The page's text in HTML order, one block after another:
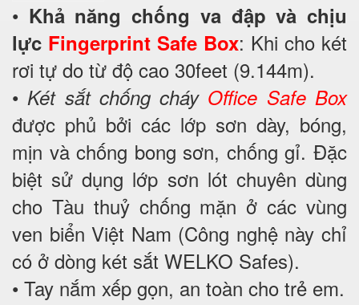
• Khả năng chống va đập và chịu
lực Fingerprint Safe Box: Khi cho két
rơi tự do từ độ cao 30feet (9.144m).
•Két sắt chống cháy Office Safe Box
được phủ bởi các lớp sơn dày, bóng,
mịn và chống bong sơn, chống gỉ. Đặc
biệt sử dụng lớp sơn lót chuyên dùng
cho Tàu thuỷ chống mặn ở các vùng
ven biển Việt Nam (Công nghệ này chỉ
có ở dòng két sắt WELKO Safes).
• Tay nắm xếp gọn, an toàn cho trẻ em.